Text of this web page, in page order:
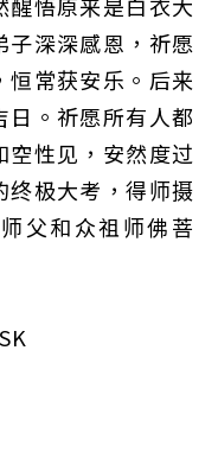
深深感恩，祈愿
常获安乐。后来
日。祈愿所有人都
性见，安然度过
终极大考，得师摄
父和众祖师佛菩